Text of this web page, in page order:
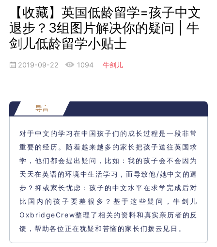
【收藏】英国低龄留学=孩子中文
退步？3组图片解决你的疑问 | 牛
剑儿低龄留学小贴士
2019-09-22 1094 牛剑儿
导言
对于中文的学习在中国孩子们的成长过程是一段非常
重要的经历。随着越来越多的家长把孩子送往英国求
学，他们都会提出疑问，比如：我的孩子会不会因为
天天在英语的环境中生活学习，而导致他/她中文的退
步？抑或家长忧虑：孩子的中文水平在求学完成后对
比国内的孩子要差很多？基于这些疑问，牛剑儿
OxbridgeCrew整理了相关的资料和真实亲历者的反
馈，帮助各位正在犹疑和苦恼的家长们拨云见日。